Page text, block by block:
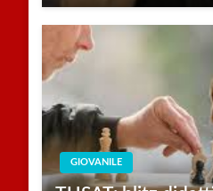
GIOVANILE